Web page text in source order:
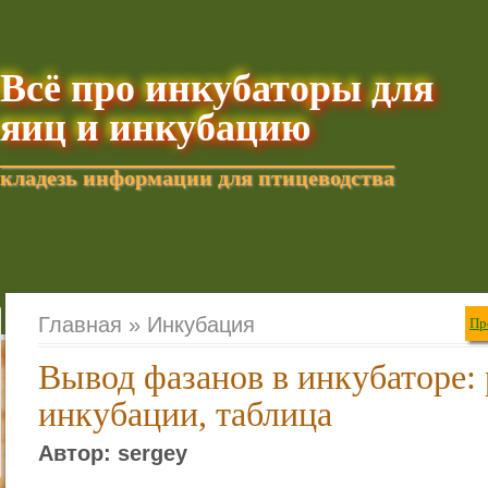
Всё про инкубаторы для
яиц и инкубацию
кладезь информации для птицеводства
Добавить текущую
Главная » Инкубация
Вывод фазанов в
инкубации, таблица
Автор: sergey